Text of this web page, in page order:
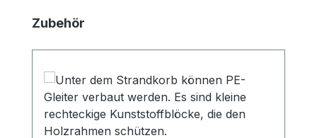
Produktgalerie überspringen
Zubehör